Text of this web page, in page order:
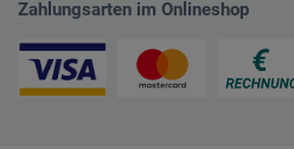
Zahlungsarten im Onlineshop